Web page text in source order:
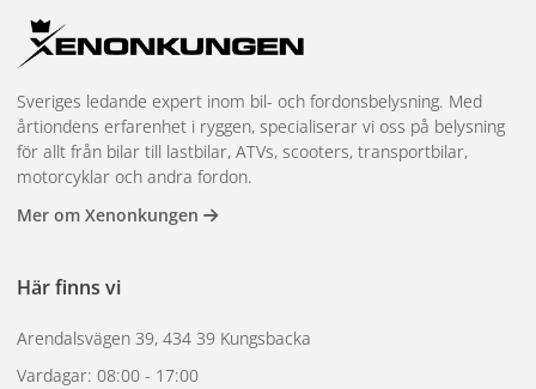
Sveriges ledande expert inom bil- och fordonsbelysning. Med
årtiondens erfarenhet i ryggen, specialiserar vi oss på belysning
för allt från bilar till lastbilar, ATVs, scooters, transportbilar,
motorcyklar och andra fordon.
Mer om Xenonkungen
Här finns vi
Arendalsvägen 39, 434 39 Kungsbacka
Vardagar: 08:00 - 17:00